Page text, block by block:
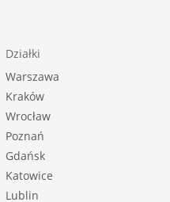
Działki
Warszawa
Kraków
Wrocław
Poznań
Gdańsk
Katowice
Lublin